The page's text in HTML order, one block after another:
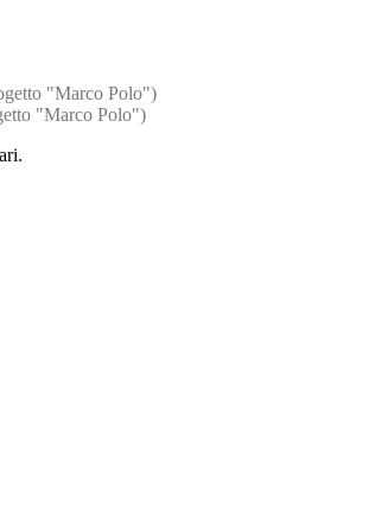
"Marco Polo")
"Marco Polo")